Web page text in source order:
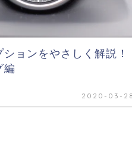
ョンをやさしく解説！
編
2020-03-